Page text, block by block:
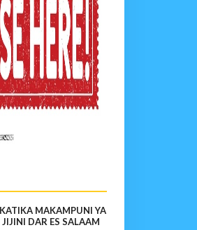
MAKAMPUNI YA
DAR ES SALAAM